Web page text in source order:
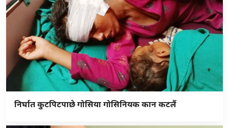
निर्घात कुटपिटपाछे गोसिया गोसिनियक कान कटलैं